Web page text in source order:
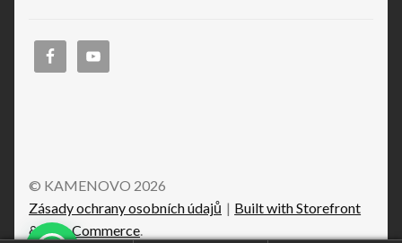
© KAMENOVO 2026
Zásady ochrany osobních údajů
Built with Storefront
& WooCommerce